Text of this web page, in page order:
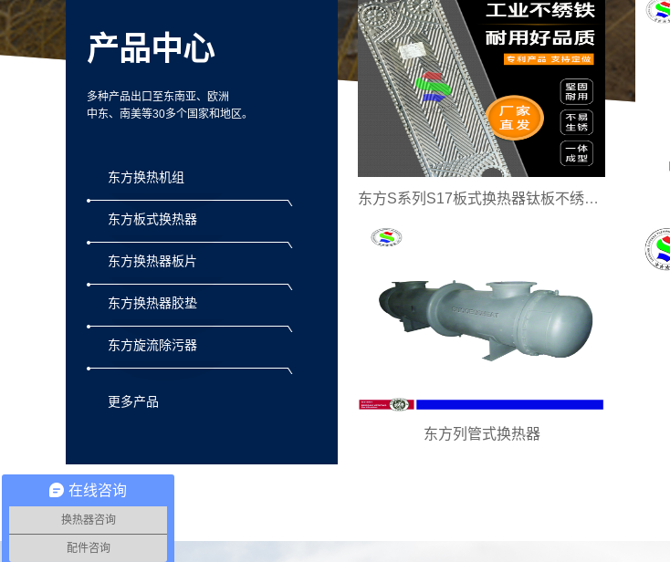
产品中心
多种产品出口至东南亚、欧洲
中东、南美等30多个国家和地区。
东方换热机组
东方板式换热器
东方换热器板片
东方换热器胶垫
东方旋流除污器
更多产品
东方S系列S17板式换热器钛板不绣钢板片 换热机组材料
东方列管式换热器
在线咨询
换热器咨询
配件咨询